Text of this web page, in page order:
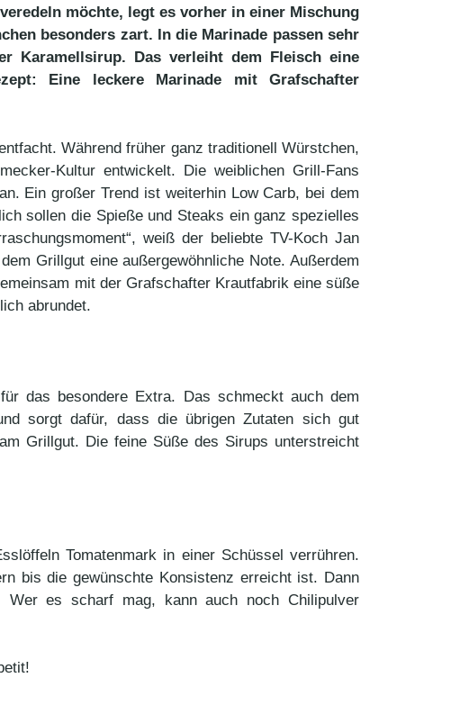
möchte, legt es vorher in einer Mischung
besonders zart. In die Marinade passen sehr
Karamellsirup. Das verleiht dem Fleisch eine
Eine leckere Marinade mit Grafschafter
Während früher ganz traditionell Würstchen,
Kultur entwickelt. Die weiblichen Grill-Fans
Ein großer Trend ist weiterhin Low Carb, bei dem
sollen die Spieße und Steaks ein ganz spezielles
weiß der beliebte TV-Koch Jan
Grillgut eine außergewöhnliche Note. Außerdem
mit der Grafschafter Krautfabrik eine süße
abrundet.
das besondere Extra. Das schmeckt auch dem
sorgt dafür, dass die übrigen Zutaten sich gut
Grillgut. Die feine Süße des Sirups unterstreicht
Tomatenmark in einer Schüssel verrühren.
bis die gewünschte Konsistenz erreicht ist. Dann
Wer es scharf mag, kann auch noch Chilipulver